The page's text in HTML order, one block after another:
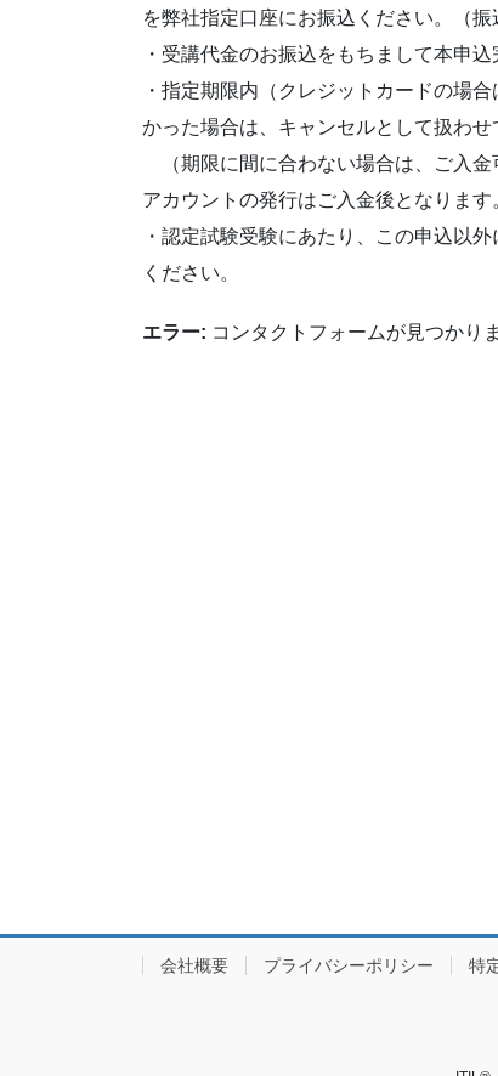
を弊社指定口座にお振込ください。（
・受講代金のお振込をもちまして本申
・指定期限内（クレジットカードの場
かった場合は、キャンセルとして扱わせ
（期限に間に合わない場合は、ご入金
アカウントの発行はご入金後となります
・認定試験受験にあたり、この申込以
ください。
エラー: コンタクトフォームが見つかり
会社概要 プライバシーポリシー 特